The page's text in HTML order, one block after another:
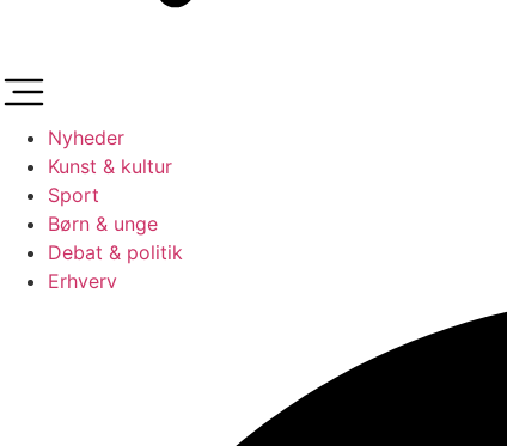
Nyheder
Kunst & kultur
Sport
Børn & unge
Debat & politik
Erhverv